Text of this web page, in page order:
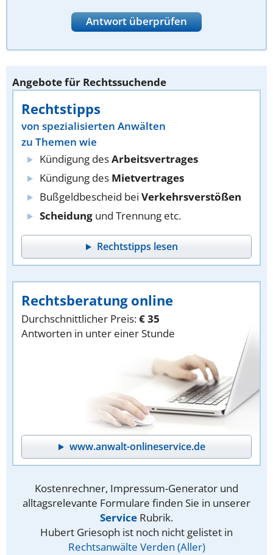
Antwort überprüfen
Angebote für Rechtssuchende
Rechtstipps
von spezialisierten Anwälten
zu Themen wie
Kündigung desArbeitsvertrages
Kündigung des Mietvertrages
Bußgeldbescheid bei Verkehrsverstößen
Scheidung und Trennung etc.
Rechtstipps lesen
Rechtsberatung online
Durchschnittlicher Preis:€ 35
Antworten in unter einer Stunde
www.anwalt-onlineservice.de
Kostenrechner, Impressum-Generator und
alltagsrelevante Formulare finden Sie in unserer
Service Rubrik.
Hubert Griesoph ist noch nicht gelistet in
Rechtsanwälte Verden (Aller)